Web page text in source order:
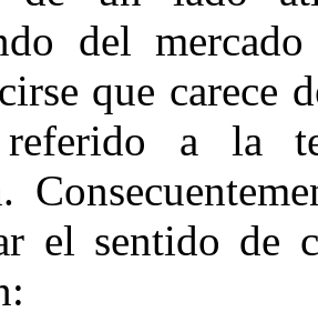
del
que carece
a la
el sentido de